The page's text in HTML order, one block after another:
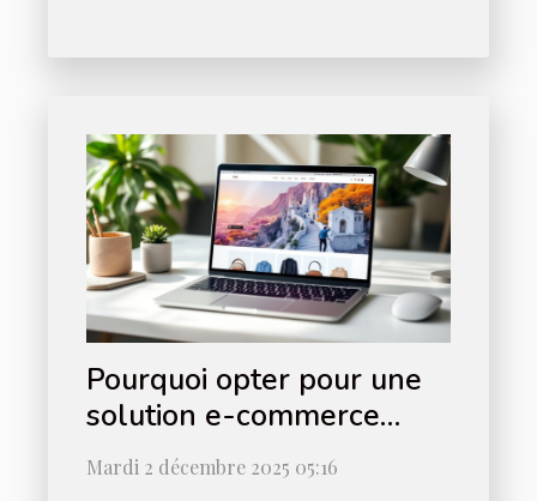
Pourquoi opter pour une
solution e-commerce
française ?
Mardi 2 décembre 2025 05:16